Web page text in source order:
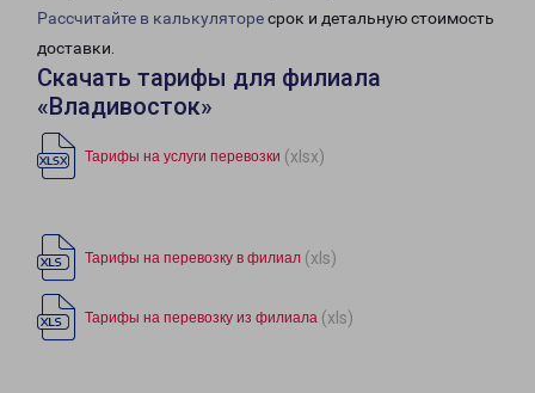
Рассчитайте в калькуляторесрок и детальную стоимость
доставки.
Скачать тарифы для филиала
«Владивосток»
Тарифы на услуги перевозки (xlsx)
Тарифы на перевозку в филиал (xls)
Тарифы на перевозку из филиала (xls)